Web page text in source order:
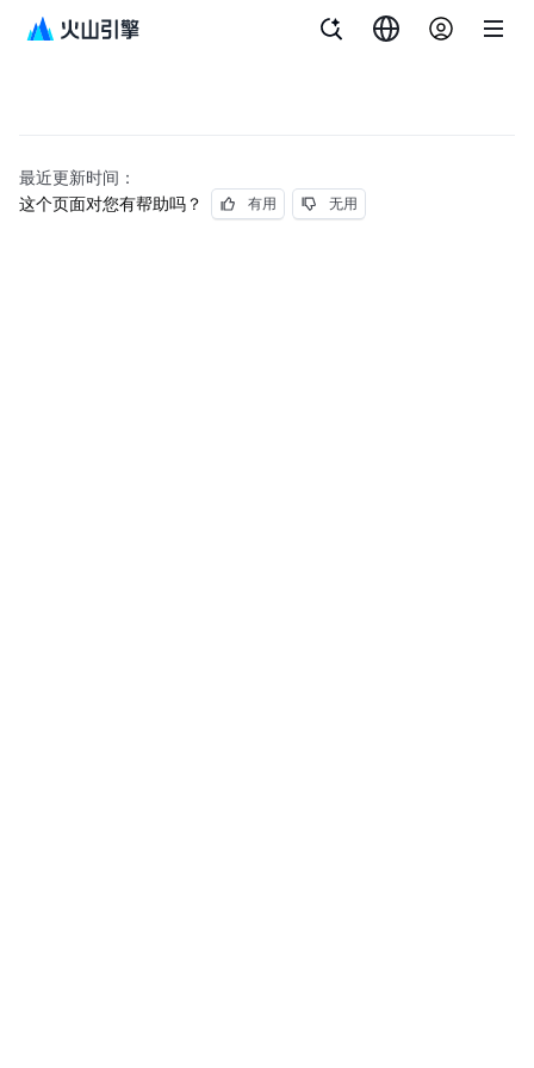
最近更新时间：
这个页面对您有帮助吗？
有用 无用